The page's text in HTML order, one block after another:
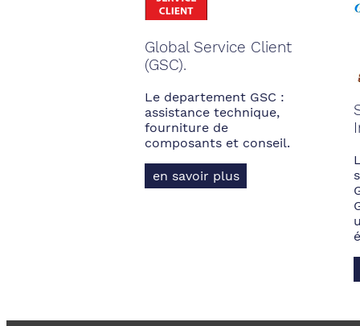
Global Service Client
(GSC).
Le departement GSC :
assistance technique,
fourniture de
composants et conseil.
en savoir plus